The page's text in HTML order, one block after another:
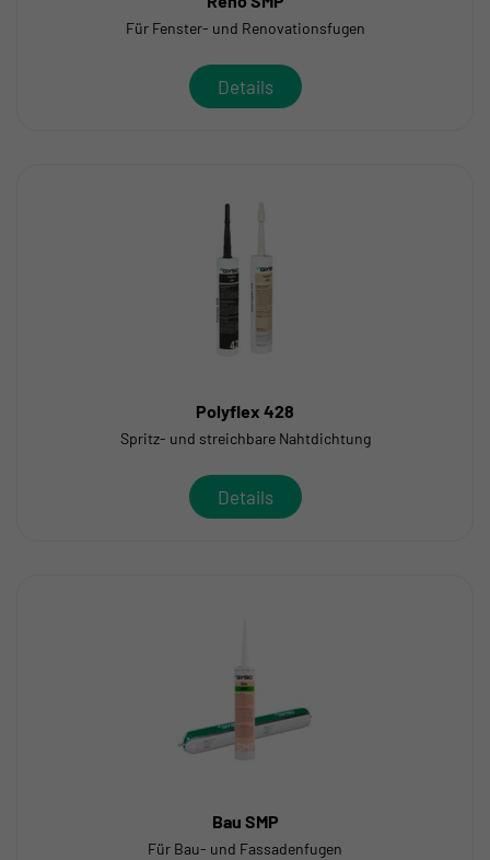
Für Fenster- und Renovationsfugen
Details
Polyflex 428
Spritz- und streichbare Nahtdichtung
Details
Bau SMP
Für Bau- und Fassadenfugen